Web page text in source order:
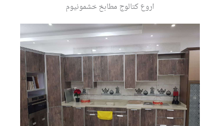
اروع كتالوج مطابخ خشمونيوم